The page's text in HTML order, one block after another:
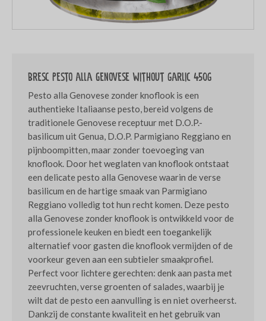
Bresc Pesto alla Genovese without garlic 450g
Pesto alla Genovese zonder knoflook is een
authentieke Italiaanse pesto, bereid volgens de
traditionele Genovese receptuur met D.O.P.-
basilicum uit Genua, D.O.P. Parmigiano Reggiano en
pijnboompitten, maar zonder toevoeging van
knoflook. Door het weglaten van knoflook ontstaat
een delicate pesto alla Genovese waarin de verse
basilicum en de hartige smaak van Parmigiano
Reggiano volledig tot hun recht komen. Deze pesto
alla Genovese zonder knoflook is ontwikkeld voor de
professionele keuken en biedt een toegankelijk
alternatief voor gasten die knoflook vermijden of de
voorkeur geven aan een subtieler smaakprofiel.
Perfect voor lichtere gerechten: denk aan pasta met
zeevruchten, verse groenten of salades, waarbij je
wilt dat de pesto een aanvulling is en niet overheerst.
Dankzij de constante kwaliteit en het gebruik van